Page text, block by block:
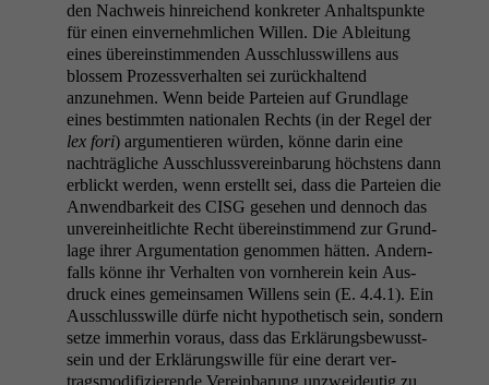
den Nach­weis hin­re­ichend konkreter Anhalt­spunk­te
für einen ein­vernehm­lichen Willen. Die Ableitung
eines übere­in­stim­menden Auss­chluss­wil­lens aus
blossem Prozessver­hal­ten sei zurück­hal­tend
anzunehmen. Wenn bei­de Parteien auf Grund­lage
eines bes­timmten nationalen Rechts (in der Regel der
lex fori) argu­men­tieren wür­den, könne darin eine
nachträgliche Auss­chlussvere­in­barung höch­stens dann
erblickt wer­den, wenn erstellt sei, dass die Parteien die
Anwend­barkeit des CISG gese­hen und den­noch das
unvere­in­heitlichte Recht übere­in­stim­mend zur Grund­
lage ihrer Argu­men­ta­tion genom­men hät­ten. Andern­
falls könne ihr Ver­hal­ten von vorn­here­in kein Aus­
druck eines gemein­samen Wil­lens sein (E. 4.4.1). Ein
Auss­chluss­wille dürfe nicht hypo­thetisch sein, son­dern
set­ze immer­hin voraus, dass das Erk­lärungs­be­wusst­
sein und der Erk­lärungswille für eine der­art ver­